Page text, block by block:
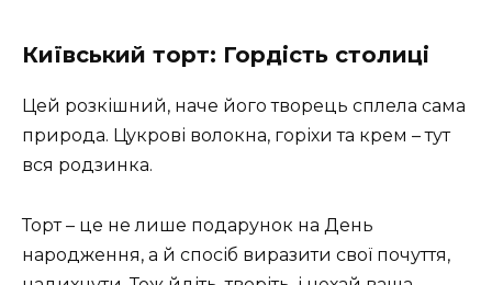
Київський торт: Гордість столиці
Цей розкішний, наче його творець сплела сама
природа. Цукрові волокна, горіхи та крем – тут
вся родзинка.
Торт – це не лише подарунок на День
народження, а й спосіб виразити свої почуття,